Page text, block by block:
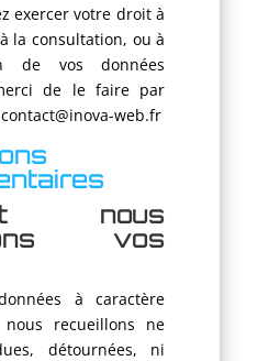
exercer votre droit à
la consultation, ou à
de vos données
de le faire par
web.fr
nous
vos
à caractère
recueillons ne
détournées, ni